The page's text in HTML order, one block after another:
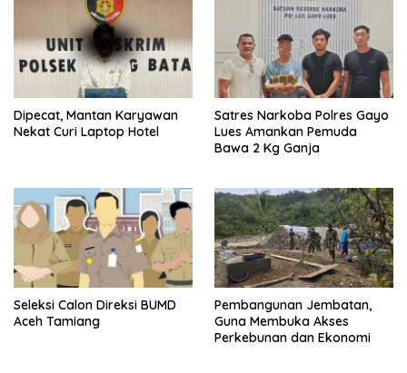
Dipecat, Mantan Karyawan
Nekat Curi Laptop Hotel
Satres Narkoba Polres Gayo
Lues Amankan Pemuda
Bawa 2 Kg Ganja
Seleksi Calon Direksi BUMD
Aceh Tamiang
Pembangunan Jembatan,
Guna Membuka Akses
Perkebunan dan Ekonomi